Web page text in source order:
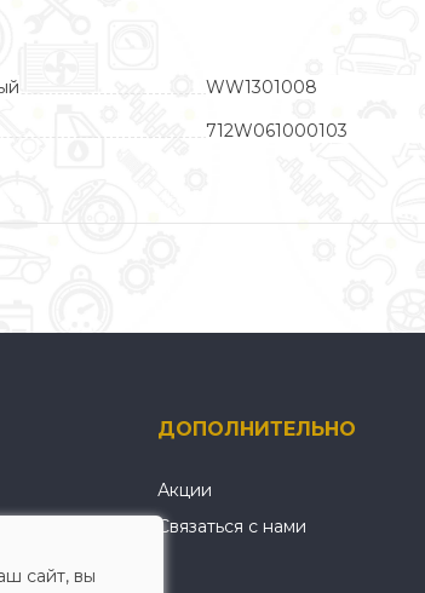
WW1301008
712W061000103
ДОПОЛНИТЕЛЬНО
Акции
Связаться с нами
сайт, вы